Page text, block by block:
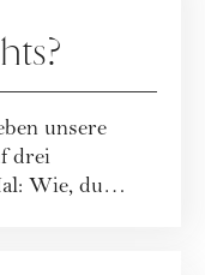
unsere
drei
Wie, du